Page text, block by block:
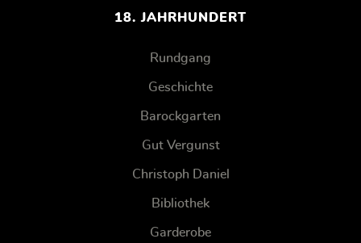
18. JAHRHUNDERT
Rundgang
Geschichte
Barockgarten
Gut Vergunst
Christoph Daniel
Bibliothek
Garderobe